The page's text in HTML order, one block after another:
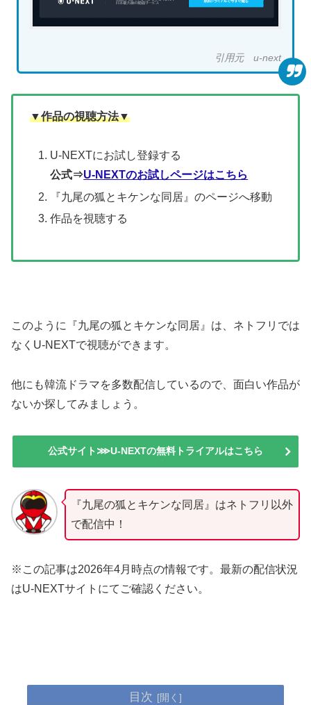
引用元 u-next
▼作品の視聴方法▼
U-NEXTにお試し登録する
公式⇒U-NEXTのお試しページはこちら
『九尾の狐とキケンな同居』のページへ移動
作品を視聴する
このように『九尾の狐とキケンな同居』は、ネトフリでは
なくU-NEXTで視聴ができます。
他にも韓流ドラマを多数配信しているので、面白い作品が
ないか探してみましょう。
公式サイト⋙U-NEXTの無料トライアルはこちら
『九尾の狐とキケンな同居』はネトフリ以外
で配信中！
※この記事は2026年4月時点の情報です。最新の配信状況
はU-NEXTサイトにてご確認ください。
目次